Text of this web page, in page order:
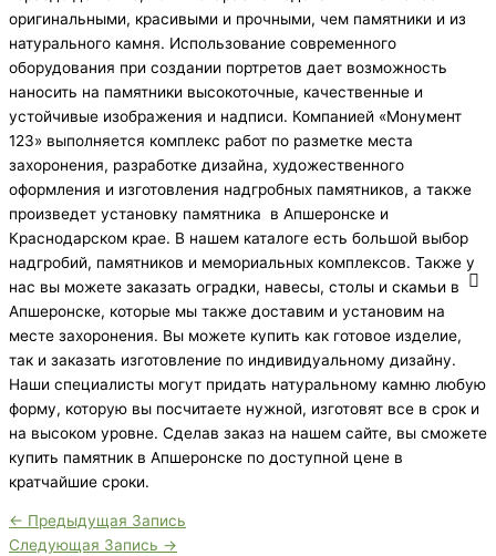
оригинальными, красивыми и прочными, чем памятники и из
натурального камня. Использование современного
оборудования при создании портретов дает возможность
наносить на памятники высокоточные, качественные и
устойчивые изображения и надписи. Компанией «Монумент
123» выполняется комплекс работ по разметке места
захоронения, разработке дизайна, художественного
оформления и изготовления надгробных памятников, а также
произведет установку памятника в Апшеронске и
Краснодарском крае. В нашем каталоге есть большой выбор
надгробий, памятников и мемориальных комплексов. Также у
нас вы можете заказать оградки, навесы, cтолы и скамьи в
Апшеронске, которые мы также доставим и установим на
месте захоронения. Вы можете купить как готовое изделие,
так и заказать изготовление по индивидуальному дизайну.
Наши специалисты могут придать натуральному камню любую
форму, которую вы посчитаете нужной, изготовят все в срок и
на высоком уровне. Сделав заказ на нашем сайте, вы сможете
купить памятник в Апшеронске по доступной цене в
кратчайшие сроки.
← Предыдущая Запись
Следующая Запись →